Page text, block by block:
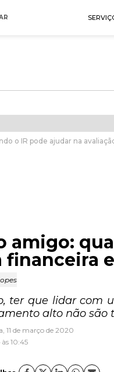
o IR pode ajudar na
amigo:
financeira
ter que lidar com
alto não são
11 de março de 2020
10:45